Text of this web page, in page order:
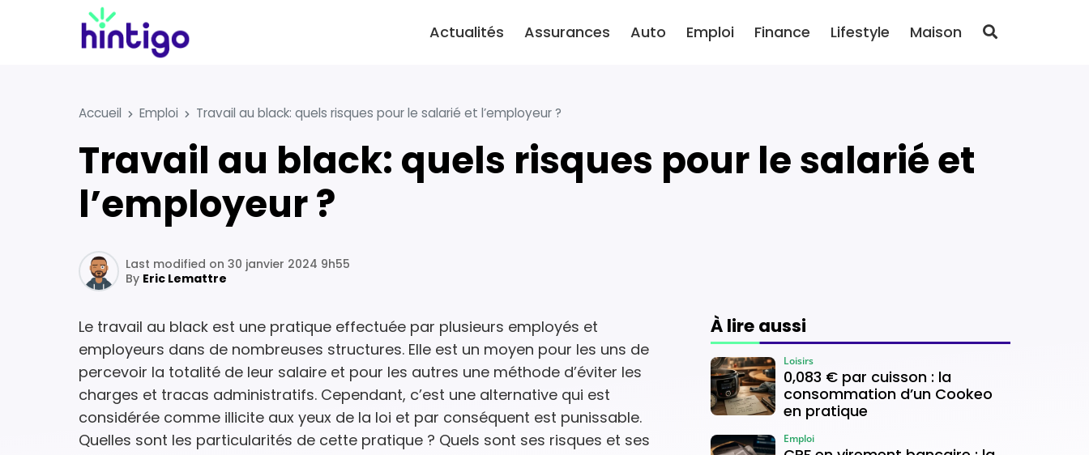
Actualités Assurances Auto Emploi Finance Lifestyle Maison
Accueil Emploi Travail au black: quels risques pour le salarié et l’employeur ?
Travail au black: quels risques pour le salarié et
l’employeur ?
Le travail au black est une pratique effectuée par plusieurs employés et
employeurs dans de nombreuses structures. Elle est un moyen pour les uns de
percevoir la totalité de leur salaire et pour les autres une méthode d’éviter les
charges et tracas administratifs. Cependant, c’est une alternative qui est
considérée comme illicite aux yeux de la loi et par conséquent est punissable.
Quelles sont les particularités de cette pratique ? Quels sont ses risques et ses
By Eric Lemattre
Last modified on 30 janvier 2024 9h55
À lire aussi
0,083 € par cuisson : la
consommation d’un Cookeo
en pratique
Loisirs
Emploi